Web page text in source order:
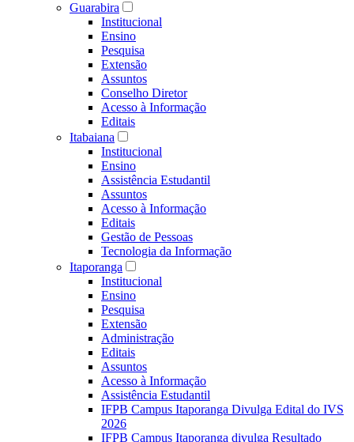
Guarabira
Institucional
Ensino
Pesquisa
Extensão
Assuntos
Conselho Diretor
Acesso à Informação
Editais
Itabaiana
Institucional
Ensino
Assistência Estudantil
Assuntos
Acesso à Informação
Editais
Gestão de Pessoas
Tecnologia da Informação
Itaporanga
Institucional
Ensino
Pesquisa
Extensão
Administração
Editais
Assuntos
Acesso à Informação
Assistência Estudantil
IFPB Campus Itaporanga Divulga Edital do IVS
2026
IFPB Campus Itaporanga divulga Resultado